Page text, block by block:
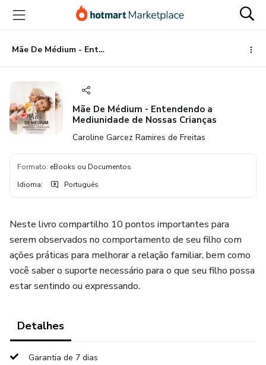
para
conteúdo
principal
para
pagamento
para
rodapé
Mãe De Médium - Entendendo a Mediunidade de Nossas Crianças
Mãe De Médium - Entendendo a
Mediunidade de Nossas Crianças
Caroline Garcez Ramires de Freitas
Formato: eBooks ou Documentos
Idioma: Português
Neste livro compartilho 10 pontos importantes para
serem observados no comportamento de seu filho com
ações práticas para melhorar a relação familiar, bem como
você saber o suporte necessário para o que seu filho possa
estar sentindo ou expressando.
Detalhes
Garantia de 7 dias